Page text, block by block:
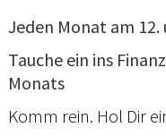
Jeden Monat am 12.
Tauche ein ins
Monats
Komm rein. Hol Dir